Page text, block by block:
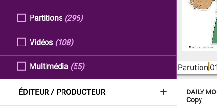
Partitions (296)
Vidéos (108)
Multimédia (55)
ÉDITEUR / PRODUCTEUR
Parution
DAILY
Copy